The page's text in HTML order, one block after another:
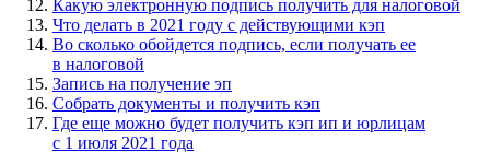
Какую электронную подпись получить для налоговой
Что делать в 2021 году с действующими кэп
Во сколько обойдется подпись, если получать ее
в налоговой
Запись на получение эп
Собрать документы и получить кэп
Где еще можно будет получить кэп ип и юрлицам
с 1 июля 2021 года